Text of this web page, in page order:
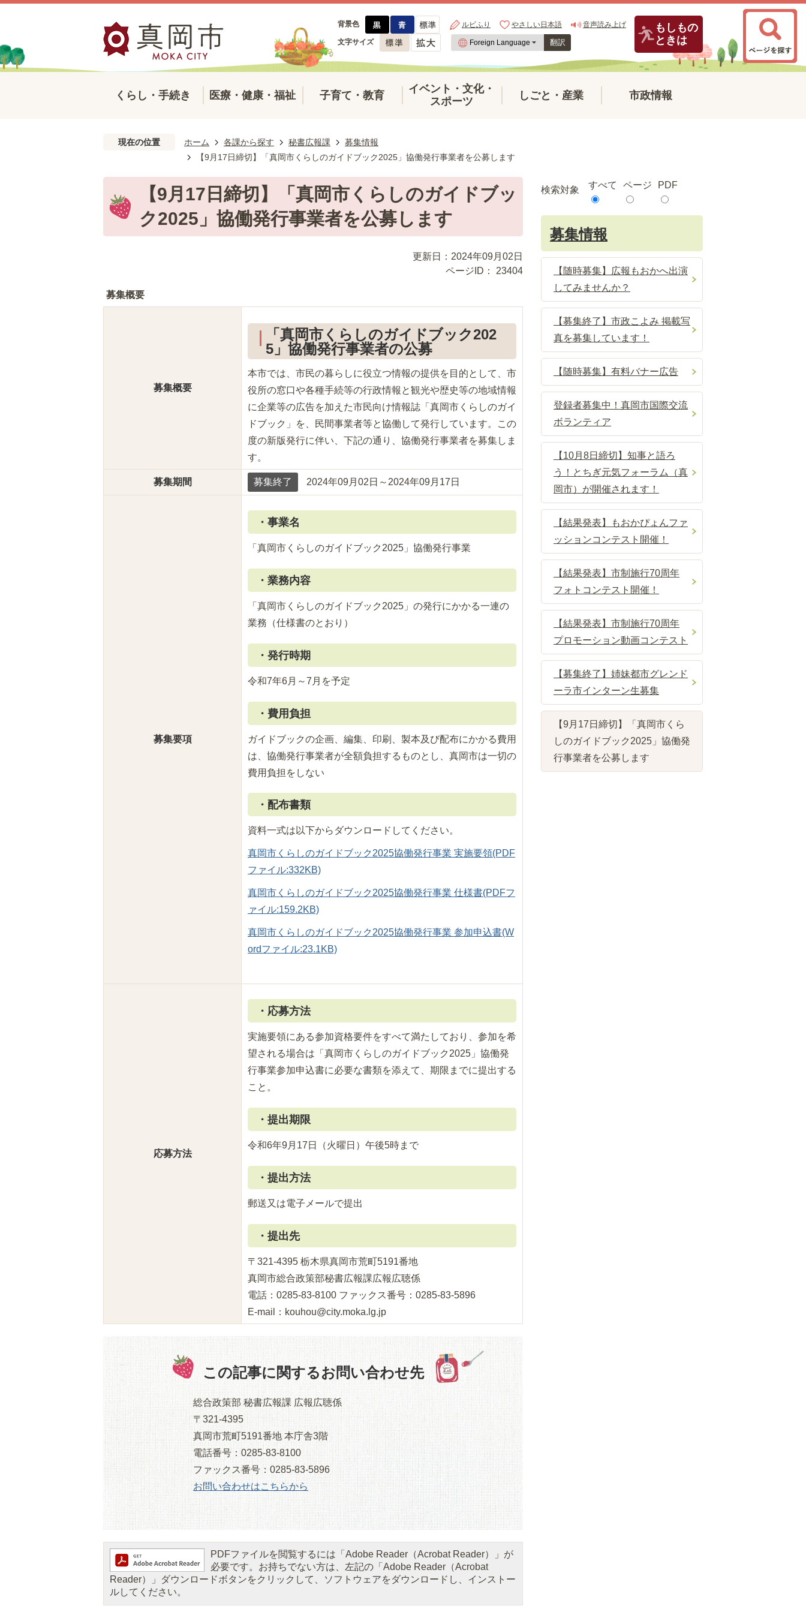
背景色 ルビふり やさしい日本語 音声読み上げ
文字サイズ 翻訳
もしもの
ときは
くらし・手続き 医療・健康・福祉 子育て・教育
イベント・文化・
スポーツ
しごと・産業 市政情報
現在の位置 ホーム 各課から探す 秘書広報課
募集情報
【9月17日締切】「真岡市くらしのガイドブック2025」協働発行事業者を公募します
【9月17日締切】「真岡市くらしのガイドブッ
ク2025」協働発行事業者を公募します
更新日：2024年09月02日
ページID：
23404
募集概要
募集概要
「真岡市くらしのガイドブック202
5」協働発行事業者の公募
本市では、市民の暮らしに役立つ情報の提供を目的として、市
役所の窓口や各種手続等の行政情報と観光や歴史等の地域情報
に企業等の広告を加えた市民向け情報誌「真岡市くらしのガイ
ドブック」を、民間事業者等と協働して発行しています。この
度の新版発行に伴い、下記の通り、協働発行事業者を募集しま
す。
募集期間 募集終了 2024年09月02日～2024年09月17日
募集要項
・事業名
「真岡市くらしのガイドブック2025」協働発行事業
・業務内容
「真岡市くらしのガイドブック2025」の発行にかかる一連の
業務（仕様書のとおり）
・発行時期
令和7年6月～7月を予定
・費用負担
ガイドブックの企画、編集、印刷、製本及び配布にかかる費用
は、協働発行事業者が全額負担するものとし、真岡市は一切の
費用負担をしない
・配布書類
資料一式は以下からダウンロードしてください。
真岡市くらしのガイドブック2025協働発行事業 実施要領(PDF
ファイル:332KB)
真岡市くらしのガイドブック2025協働発行事業 仕様書(PDFフ
ァイル:159.2KB)
真岡市くらしのガイドブック2025協働発行事業 参加申込書(W
ordファイル:23.1KB)
応募方法
・応募方法
実施要領にある参加資格要件をすべて満たしており、参加を希
望される場合は「真岡市くらしのガイドブック2025」協働発
行事業参加申込書に必要な書類を添えて、期限までに提出する
こと。
・提出期限
令和6年9月17日（火曜日）午後5時まで
・提出方法
郵送又は電子メールで提出
・提出先
〒321-4395 栃木県真岡市荒町5191番地
真岡市総合政策部秘書広報課広報広聴係
電話：0285-83-8100 ファックス番号：0285-83-5896
E-mail：kouhou@city.moka.lg.jp
この記事に関するお問い合わせ先
総合政策部 秘書広報課 広報広聴係
〒321-4395
真岡市荒町5191番地 本庁舎3階
電話番号：0285-83-8100
ファックス番号：0285-83-5896
お問い合わせはこちらから
PDFファイルを閲覧するには「Adobe Reader（Acrobat Reader）」が
必要です。お持ちでない方は、左記の「Adobe Reader（Acrobat
Reader）」ダウンロードボタンをクリックして、ソフトウェアをダウンロードし、インストー
ルしてください。
検索対象 すべて ページ PDF
募集情報
【随時募集】広報もおかへ出演
してみませんか？
【募集終了】市政こよみ 掲載写
真を募集しています！
【随時募集】有料バナー広告
登録者募集中！真岡市国際交流
ボランティア
【10月8日締切】知事と語ろ
う！とちぎ元気フォーラム（真
岡市）が開催されます！
【結果発表】もおかぴょんファ
ッションコンテスト開催！
【結果発表】市制施行70周年
フォトコンテスト開催！
【結果発表】市制施行70周年
プロモーション動画コンテスト
【募集終了】姉妹都市グレンド
ーラ市インターン生募集
【9月17日締切】「真岡市くら
しのガイドブック2025」協働発
行事業者を公募します